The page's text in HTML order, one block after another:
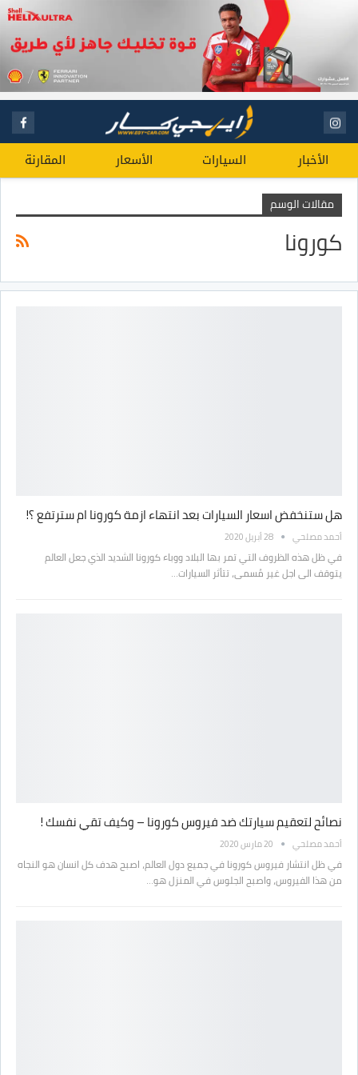
الأخبار السيارات الأسعار المقارنة
مقالات الوسم
كورونا
هل ستنخفض اسعار السيارات بعد انتهاء ازمة كورونا ام سترتفع ؟!
أحمد مصلحي 28 أبريل 2020
في ظل هذه الظروف التي تمر بها البلاد ووباء كورونا الشديد الذي جعل العالم
يتوقف الى اجل غير مُسمى، تتأثر السيارات…
نصائح لتعقيم سيارتك ضد فيروس كورونا – وكيف تقي نفسك !
أحمد مصلحي 20 مارس 2020
في ظل انتشار فيروس كورونا في جميع دول العالم، اصبح هدف كل انسان هو النجاه
من هذا الفيروس، واصبح الجلوس في المنزل هو…